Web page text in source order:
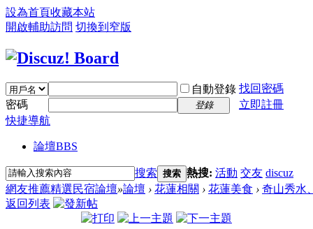
設為首頁收藏本站
開啟輔助訪問 切換到窄版
自動登錄 找回密碼
密碼
登錄
立即註冊
快捷導航
論壇BBS
搜索 搜索 熱搜: 活動 交友 discuz
網友推薦精選民宿論壇»論壇 › 花蓮相關 › 花蓮美食 › 奇山秀水
返回列表